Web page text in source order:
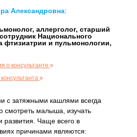
Александровна:
аллерголог, старший
Национального
фтизиатрии и пульмонологии,
о консультанте
с затяжными кашлями всегда
смотреть малыша, изучать
развития. Чаще всего в
причинами являются: